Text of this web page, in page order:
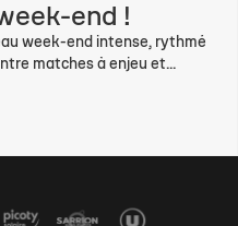
end !
week-end intense, rythmé
matches à enjeu et...